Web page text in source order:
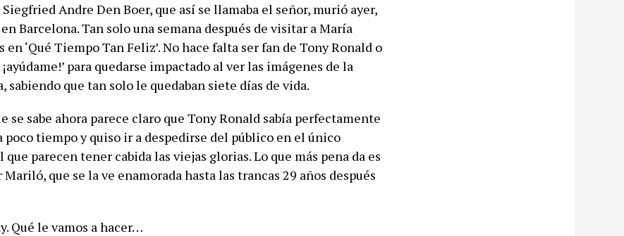
Andre Den Boer, que así se llamaba el señor, murió ayer,
Barcelona. Tan solo una semana después de visitar a María
en ‘Qué Tiempo Tan Feliz’. No hace falta ser fan de Tony Ronald o
para quedarse impactado al ver las imágenes de la
sabiendo que tan solo le quedaban siete días de vida.
se sabe ahora parece claro que Tony Ronald sabía perfectamente
poco tiempo y quiso ir a despedirse del público en el único
que parecen tener cabida las viejas glorias. Lo que más pena da es
que se la ve enamorada hasta las trancas 29 años después
Qué le vamos a hacer…